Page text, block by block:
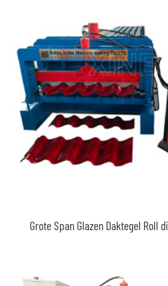
Grote Span Glazen Daktegel Roll